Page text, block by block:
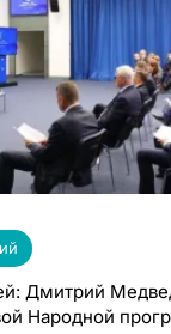
Дмитрий
Народной